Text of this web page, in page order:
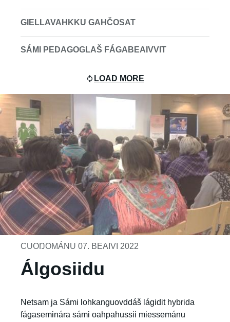
GIELLAVAHKKU GAHČOSAT
SÁMI PEDAGOGLAŠ FÁGABEAIVVIT
LOAD MORE
CUOŊOMÁNU 07. BEAIVI 2022
Álgosiidu
Netsam ja Sámi lohkanguovddáš lágidit hybrida
fágaseminára sámi oahpahussii miessemánu